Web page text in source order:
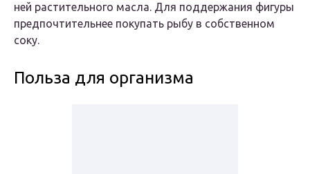
ней растительного масла. Для поддержания фигуры
предпочтительнее покупать рыбу в собственном
соку.
Польза для организма